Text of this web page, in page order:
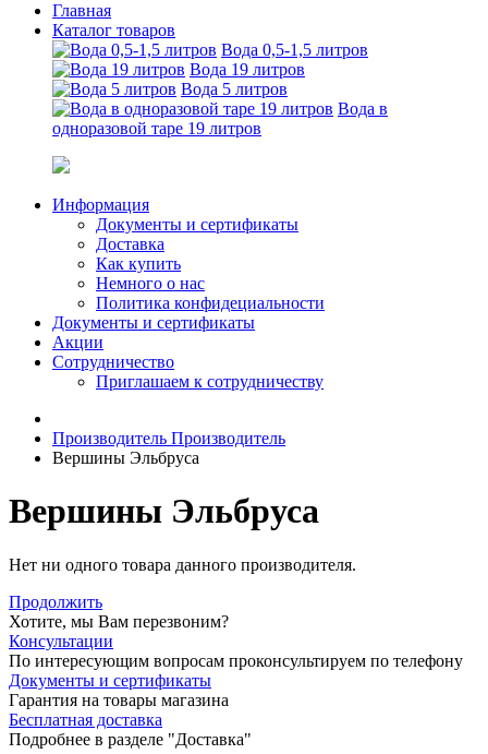
Главная
Каталог товаров
Вода 0,5-1,5 литров
Вода 19 литров
Вода 5 литров
Вода в
одноразовой таре 19 литров
Информация
Документы и сертификаты
Доставка
Как купить
Немного о нас
Политика конфидециальности
Документы и сертификаты
Акции
Сотрудничество
Приглашаем к сотрудничеству
Производитель Производитель
Вершины Эльбруса
Вершины Эльбруса
Нет ни одного товара данного производителя.
Продолжить
Хотите, мы Вам перезвоним?
Консультации
По интересующим вопросам проконсультируем по телефону
Документы и сертификаты
Гарантия на товары магазина
Бесплатная доставка
Подробнее в разделе "Доставка"